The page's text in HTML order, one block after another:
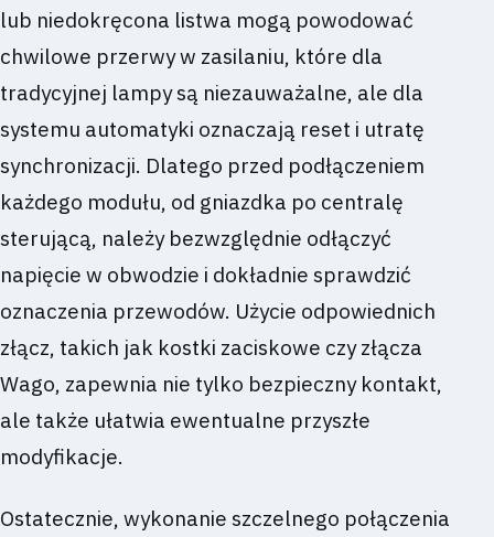
lub niedokręcona listwa mogą powodować
chwilowe przerwy w zasilaniu, które dla
tradycyjnej lampy są niezauważalne, ale dla
systemu automatyki oznaczają reset i utratę
synchronizacji. Dlatego przed podłączeniem
każdego modułu, od gniazdka po centralę
sterującą, należy bezwzględnie odłączyć
napięcie w obwodzie i dokładnie sprawdzić
oznaczenia przewodów. Użycie odpowiednich
złącz, takich jak kostki zaciskowe czy złącza
Wago, zapewnia nie tylko bezpieczny kontakt,
ale także ułatwia ewentualne przyszłe
modyfikacje.
Ostatecznie, wykonanie szczelnego połączenia